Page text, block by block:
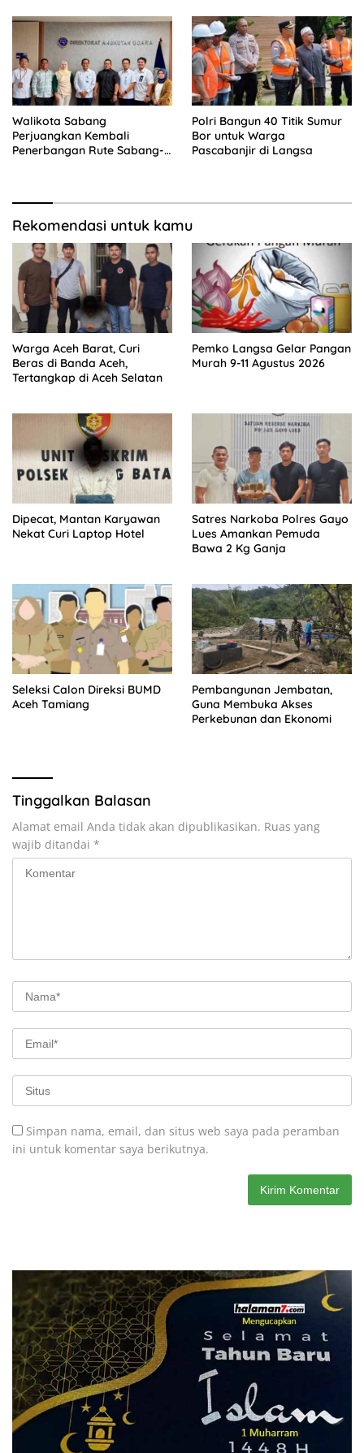
Walikota Sabang
Perjuangkan Kembali
Penerbangan Rute Sabang-
Polri Bangun 40 Titik Sumur
Bor untuk Warga
Pascabanjir di Langsa
Rekomendasi untuk kamu
Warga Aceh Barat, Curi
Beras di Banda Aceh,
Tertangkap di Aceh Selatan
Pemko Langsa Gelar Pangan
Murah 9-11 Agustus 2026
Dipecat, Mantan Karyawan
Nekat Curi Laptop Hotel
Satres Narkoba Polres Gayo
Lues Amankan Pemuda
Bawa 2 Kg Ganja
Seleksi Calon Direksi BUMD
Aceh Tamiang
Pembangunan Jembatan,
Guna Membuka Akses
Perkebunan dan Ekonomi
Tinggalkan Balasan
Alamat email Anda tidak akan dipublikasikan. Ruas yang
wajib ditandai *
Simpan nama, email, dan situs web saya pada peramban
ini untuk komentar saya berikutnya.